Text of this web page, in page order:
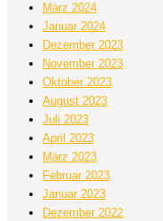
März 2024
Januar 2024
Dezember 2023
November 2023
Oktober 2023
August 2023
Juli 2023
April 2023
März 2023
Februar 2023
Januar 2023
Dezember 2022